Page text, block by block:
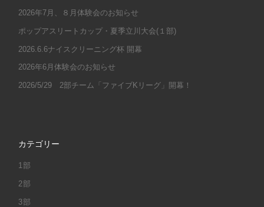
2026年7月、８月体験会のお知らせ
ポップアスリートカップ・夏季立川大会(１部)
2026.6.6ナイスクリーニング杯 開幕
2026年6月体験会のお知らせ
2026/5/29 2部チーム「ファイブKリーグ」開幕！
カテゴリー
1部
2部
3部